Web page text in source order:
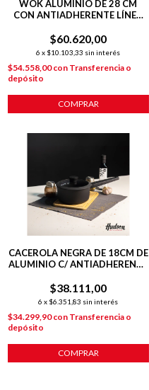
WOK ALUMINIO DE 28 CM
CON ANTIADHERENTE LÍNEA
$60.620,00
6 x $10.103,33 sin interés
$54.558,00con Transferencia o
depósito
COMPRAR
CACEROLA NEGRA DE 18CM DE
ALUMINIO C/ ANTIADHERENTE
$38.111,00
6 x $6.351,83 sin interés
$34.299,90con Transferencia o
depósito
COMPRAR